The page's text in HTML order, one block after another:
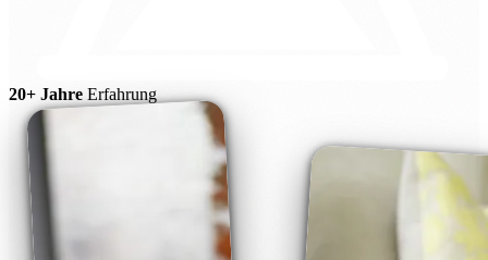
20+ Jahre Erfahrung